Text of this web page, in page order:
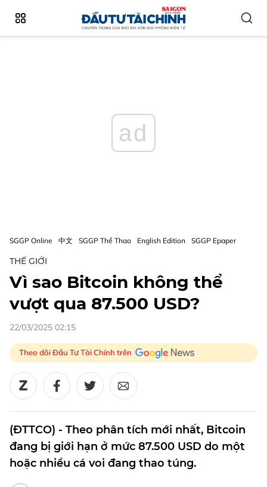
ad
SGGP Online 中文 SGGP Thể Thao English Edition SGGP Epaper
THẾ GIỚI
Vì sao Bitcoin không thể
vượt qua 87.500 USD?
22/03/2025 02:15
Theo dõi Đầu Tư Tài Chính trên
(ĐTTCO) - Theo phân tích mới nhất, Bitcoin
đang bị giới hạn ở mức 87.500 USD do một
hoặc nhiều cá voi đang thao túng.